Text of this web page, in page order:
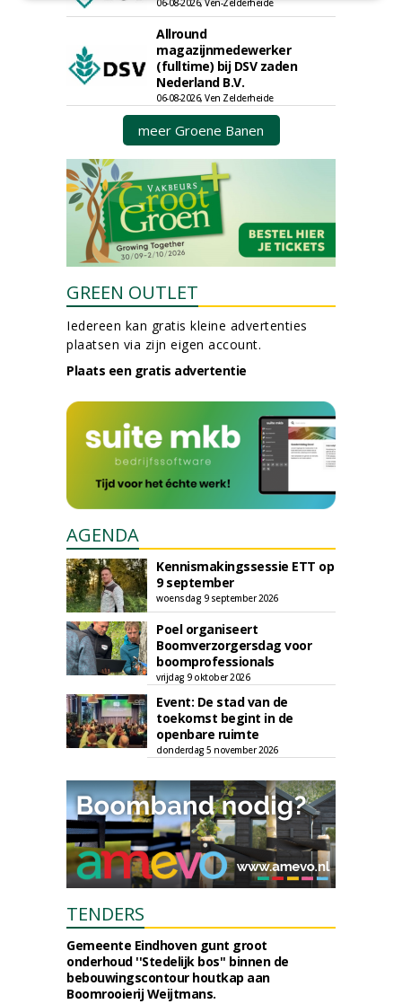
06-08-2026, Ven-Zelderheide
Allround
magazijnmedewerker
(fulltime) bij DSV zaden
Nederland B.V.
06-08-2026, Ven Zelderheide
meer Groene Banen
GREEN OUTLET
Iedereen kan gratis kleine advertenties
plaatsen via zijn eigen account.
Plaats een gratis advertentie
AGENDA
Kennismakingssessie ETT op
9 september
woensdag 9 september 2026
Poel organiseert
Boomverzorgersdag voor
boomprofessionals
vrijdag 9 oktober 2026
Event: De stad van de
toekomst begint in de
openbare ruimte
donderdag 5 november 2026
TENDERS
Gemeente Eindhoven gunt groot
onderhoud ''Stedelijk bos'' binnen de
bebouwingscontour houtkap aan
Boomrooierij Weijtmans.